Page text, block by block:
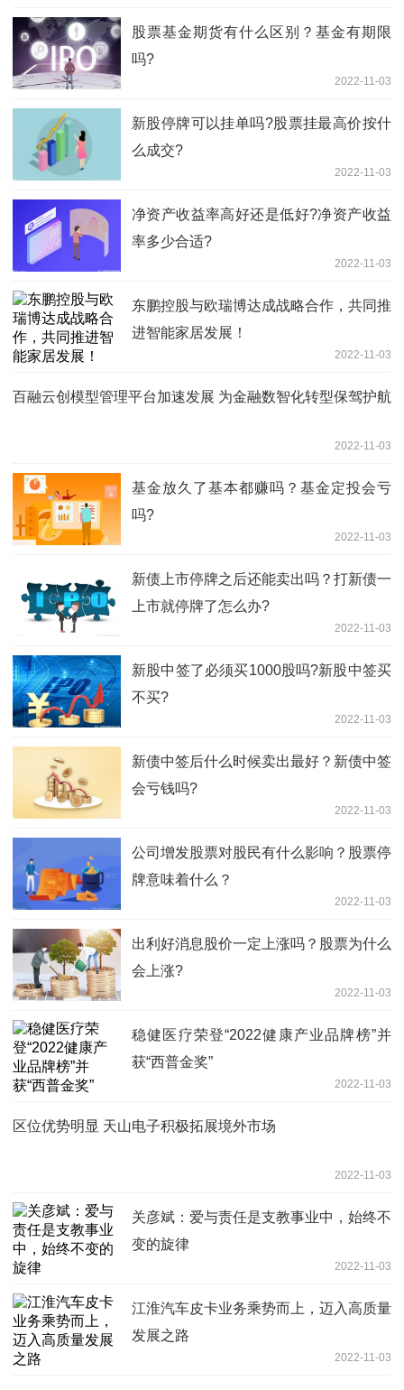
股票基金期货有什么区别？基金有期限
吗?
2022-11-03
新股停牌可以挂单吗?股票挂最高价按什
么成交?
2022-11-03
净资产收益率高好还是低好?净资产收益
率多少合适?
2022-11-03
东鹏控股与欧瑞博达成战略合作，共同推
进智能家居发展！
2022-11-03
百融云创模型管理平台加速发展 为金融数智化转型保驾护航
2022-11-03
基金放久了基本都赚吗？基金定投会亏
吗?
2022-11-03
新债上市停牌之后还能卖出吗？打新债一
上市就停牌了怎么办?
2022-11-03
新股中签了必须买1000股吗?新股中签买
不买?
2022-11-03
新债中签后什么时候卖出最好？新债中签
会亏钱吗?
2022-11-03
公司增发股票对股民有什么影响？股票停
牌意味着什么？
2022-11-03
出利好消息股价一定上涨吗？股票为什么
会上涨?
2022-11-03
稳健医疗荣登“2022健康产业品牌榜”并
获“西普金奖”
2022-11-03
区位优势明显 天山电子积极拓展境外市场
2022-11-03
关彦斌：爱与责任是支教事业中，始终不
变的旋律
2022-11-03
江淮汽车皮卡业务乘势而上，迈入高质量
发展之路
2022-11-03